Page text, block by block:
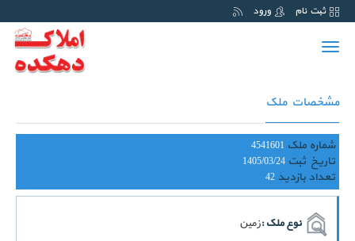
ثبت نام ورود
Toggle
مشخصات ملک
شماره ملک 4541601
تاریخ ثبت 1405/03/24
تعداد بازدید 42
نوع ملک :زمین